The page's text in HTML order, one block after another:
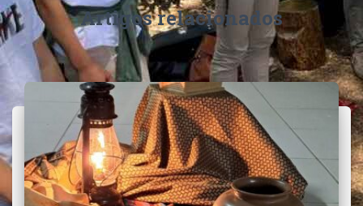
Artigos relacionados